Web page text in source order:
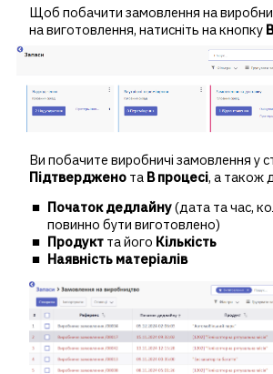
Щоб побачити замовлення на
на виготовлення, натисніть на кнопку
Ви побачите виробничі замовлення у
Підтверджено та В процесі, а також
Початок дедлайну(дата та час,
повинно бути виготовлено)
Продукт та його Кількість
Наявність матеріалів